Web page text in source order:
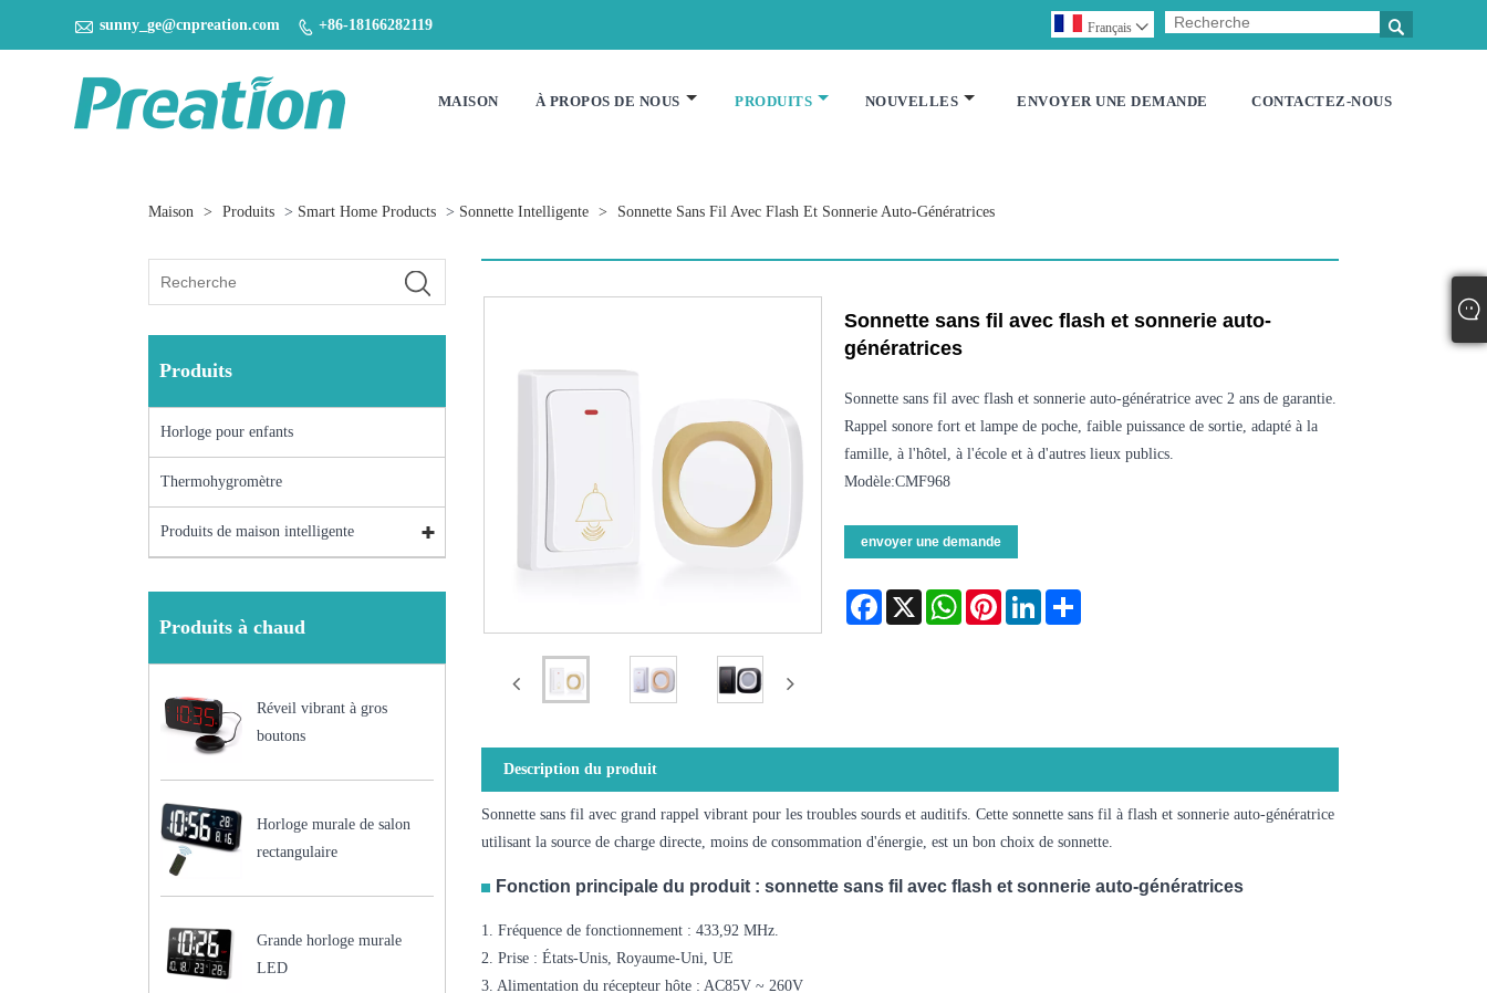
 sunny_ge@cnpreation.com  +86-18166282119 
Français 
MAISON À PROPOS DE NOUS PRODUITS NOUVELLES ENVOYER UNE DEMANDE CONTACTEZ-NOUS
Maison > Produits > Smart Home Products > Sonnette Intelligente > Sonnette Sans Fil Avec Flash Et Sonnerie Auto-Génératrices
Produits
Horloge pour enfants
Thermohygromètre
Produits de maison intelligente
Produits à chaud
Réveil vibrant à gros
boutons
Horloge murale de salon
rectangulaire
Grande horloge murale
LED
Sonnette sans fil avec flash et sonnerie auto-
génératrices
Sonnette sans fil avec flash et sonnerie auto-génératrice avec 2 ans de garantie.
Rappel sonore fort et lampe de poche, faible puissance de sortie, adapté à la
famille, à l'hôtel, à l'école et à d'autres lieux publics.
Modèle:CMF968
envoyer une demande
Facebook
X WhatsAppPinterestLinkedInShare
Description du produit
Sonnette sans fil avec grand rappel vibrant pour les troubles sourds et auditifs. Cette sonnette sans fil à flash et sonnerie auto-génératrice
utilisant la source de charge directe, moins de consommation d'énergie, est un bon choix de sonnette.
Fonction principale du produit : sonnette sans fil avec flash et sonnerie auto-génératrices
1. Fréquence de fonctionnement : 433,92 MHz.
2. Prise : États-Unis, Royaume-Uni, UE
3. Alimentation du récepteur hôte : AC85V ~ 260V